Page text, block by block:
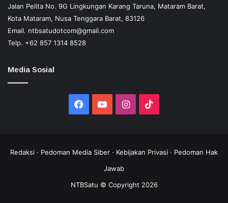
Jalan Pelita No. 9G Lingkungan Karang Taruna, Mataram Barat,
Kota Mataram, Nusa Tenggara Barat, 83126
Email. ntbsatudotcom@gmail.com
Telp. +62 857 1314 8528
Media Sosial
Facebook
YouTubeInstagram
Redaksi · Pedoman Media Siber · Kebijakan Privasi · Pedoman Hak
Jawab
NTBSatu © Copyright 2026